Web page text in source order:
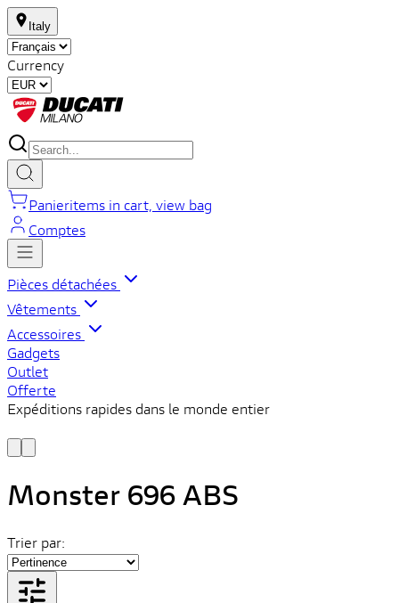
Italy
Currency
Panieritems in cart, view bag
Comptes
Pièces détachées
Vêtements
Accessoires
Gadgets
Outlet
Offerte
Expéditions rapides dans le monde entier
Monster 696 ABS
Trier par: